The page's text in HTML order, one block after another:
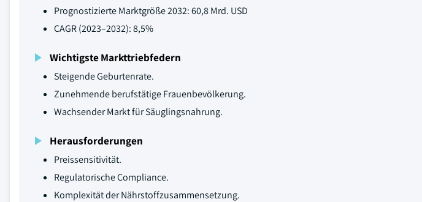
Prognostizierte Marktgröße 2032: 60,8 Mrd. USD
CAGR (2023–2032): 8,5%
Wichtigste Markttriebfedern
Steigende Geburtenrate.
Zunehmende berufstätige Frauenbevölkerung.
Wachsender Markt für Säuglingsnahrung.
Herausforderungen
Preissensitivität.
Regulatorische Compliance.
Komplexität der Nährstoffzusammensetzung.